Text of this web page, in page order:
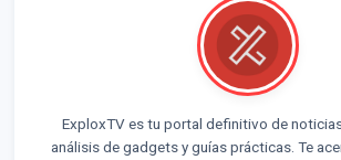
ExploxTV es tu portal definitivo de
análisis de gadgets y guías prácticas. Te